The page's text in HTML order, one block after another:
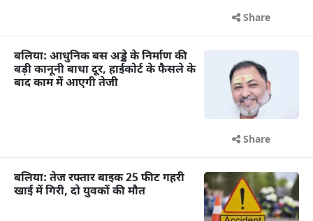
Share
बलिया: आधुनिक बस अड्डे के निर्माण की
बड़ी कानूनी बाधा दूर, हाईकोर्ट के फैसले के
बाद काम में आएगी तेजी
Share
बलिया: तेज रफ्तार बाइक 25 फीट गहरी
खाई में गिरी, दो युवकों की मौत